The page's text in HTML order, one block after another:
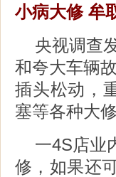
小病大修 牟
央视调查
和夸大车辆
插头松动，
塞等各种大
一4S店业
修，如果还